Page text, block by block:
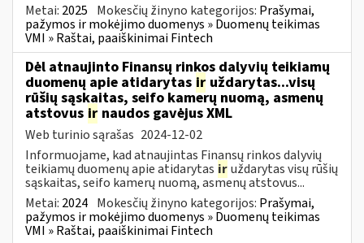
Metai: 2025 Mokesčių žinyno kategorijos: Prašymai,
pažymos ir mokėjimo duomenys » Duomenų teikimas
VMI » Raštai, paaiškinimai Fintech
Dėl atnaujinto Finansų rinkos dalyvių teikiamų
duomenų apie atidarytas ir uždarytas...visų
rūšių sąskaitas, seifo kamerų nuomą, asmenų
atstovus ir naudos gavėjus XML
Web turinio sąrašas 2024-12-02
Informuojame, kad atnaujintas Finansų rinkos dalyvių
teikiamų duomenų apie atidarytas iruždarytas visų rūšių
sąskaitas, seifo kamerų nuomą, asmenų atstovus...
Metai: 2024 Mokesčių žinyno kategorijos: Prašymai,
pažymos ir mokėjimo duomenys » Duomenų teikimas
VMI » Raštai, paaiškinimai Fintech